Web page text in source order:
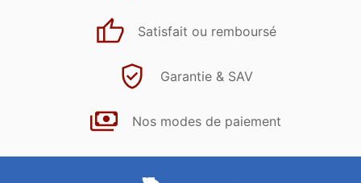
Satisfait ou remboursé
Garantie & SAV
Nos modes de paiement